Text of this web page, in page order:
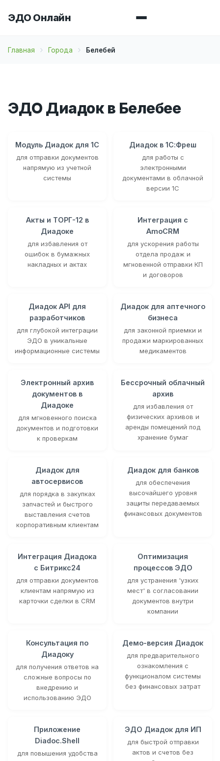
ЭДО Онлайн
Главная Города Белебей
ЭДО Диадок в Белебее
Модуль Диадок для 1С
для отправки документов
напрямую из учетной
системы
Диадок в 1С:Фреш
для работы с
электронными
документами в облачной
версии 1С
Акты и ТОРГ-12 в
Диадоке
для избавления от
ошибок в бумажных
накладных и актах
Интеграция с
AmoCRM
для ускорения работы
отдела продаж и
мгновенной отправки КП
и договоров
Диадок API для
разработчиков
для глубокой интеграции
ЭДО в уникальные
информационные системы
Диадок для аптечного
бизнеса
для законной приемки и
продажи маркированных
медикаментов
Электронный архив
документов в
Диадоке
для мгновенного поиска
документов и подготовки
к проверкам
Бессрочный облачный
архив
для избавления от
физических архивов и
аренды помещений под
хранение бумаг
Диадок для
автосервисов
для порядка в закупках
запчастей и быстрого
выставления счетов
корпоративным клиентам
Диадок для банков
для обеспечения
высочайшего уровня
защиты передаваемых
финансовых документов
Интеграция Диадока
с Битрикс24
для отправки документов
клиентам напрямую из
карточки сделки в CRM
Оптимизация
процессов ЭДО
для устранения 'узких
мест' в согласовании
документов внутри
компании
Консультация по
Диадоку
для получения ответов на
сложные вопросы по
внедрению и
использованию ЭДО
Демо-версия Диадок
для предварительного
ознакомления с
функционалом системы
без финансовых затрат
Приложение
Diadoc.Shell
для повышения удобства
ЭДО Диадок для ИП
для быстрой отправки
актов и счетов без